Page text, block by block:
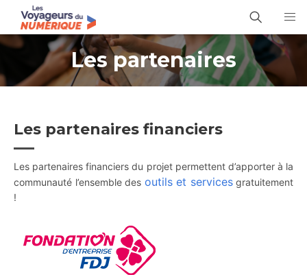
Les partenaires
Les partenaires financiers
Les partenaires financiers du projet permettent d’apporter à la
communauté l’ensemble des outils et servicesgratuitement
!